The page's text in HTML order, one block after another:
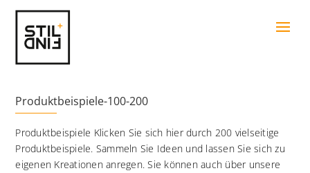
Produktbeispiele-100-200
Produktbeispiele Klicken Sie sich hier durch 200 vielseitige
Produktbeispiele. Sammeln Sie Ideen und lassen Sie sich zu
eigenen Kreationen anregen. Sie können auch über unsere